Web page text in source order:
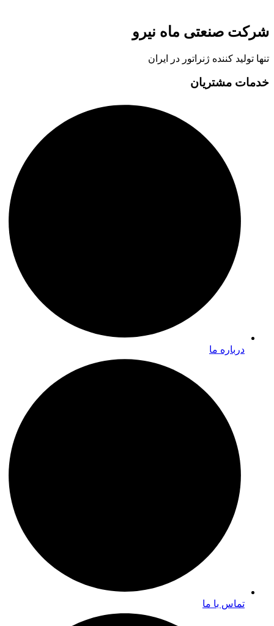
شرکت صنعتی ماه نیرو
تنها تولید کننده ژنراتور در ایران
خدمات مشتریان
درباره ما
تماس با ما